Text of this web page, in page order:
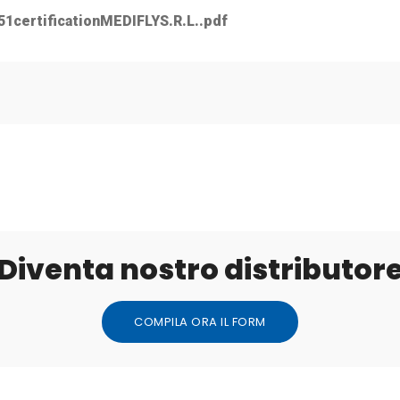
nostro
COMPILA ORA IL FORM